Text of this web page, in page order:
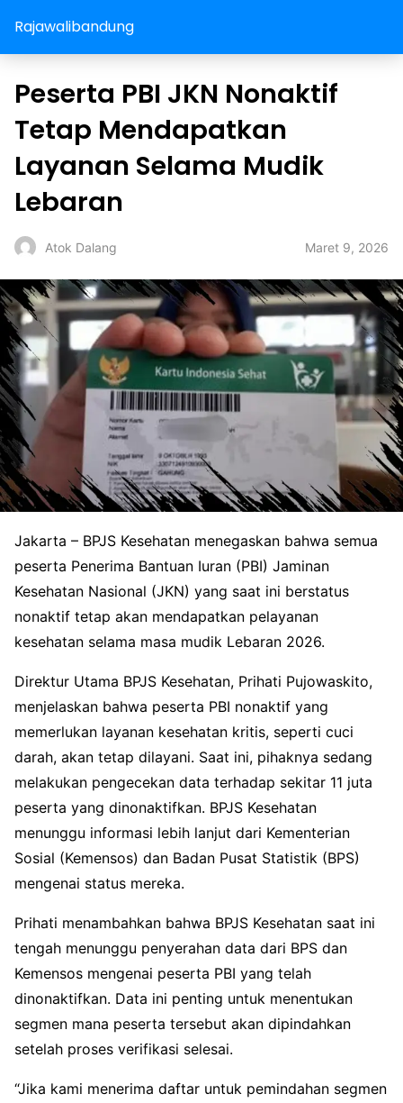
Rajawalibandung
Peserta PBI JKN Nonaktif
Tetap Mendapatkan
Layanan Selama Mudik
Lebaran
Atok Dalang Maret 9, 2026
Jakarta – BPJS Kesehatan menegaskan bahwa semua
peserta Penerima Bantuan Iuran (PBI) Jaminan
Kesehatan Nasional (JKN) yang saat ini berstatus
nonaktif tetap akan mendapatkan pelayanan
kesehatan selama masa mudik Lebaran 2026.
Direktur Utama BPJS Kesehatan, Prihati Pujowaskito,
menjelaskan bahwa peserta PBI nonaktif yang
memerlukan layanan kesehatan kritis, seperti cuci
darah, akan tetap dilayani. Saat ini, pihaknya sedang
melakukan pengecekan data terhadap sekitar 11 juta
peserta yang dinonaktifkan. BPJS Kesehatan
menunggu informasi lebih lanjut dari Kementerian
Sosial (Kemensos) dan Badan Pusat Statistik (BPS)
mengenai status mereka.
Prihati menambahkan bahwa BPJS Kesehatan saat ini
tengah menunggu penyerahan data dari BPS dan
Kemensos mengenai peserta PBI yang telah
dinonaktifkan. Data ini penting untuk menentukan
segmen mana peserta tersebut akan dipindahkan
setelah proses verifikasi selesai.
“Jika kami menerima daftar untuk pemindahan segmen